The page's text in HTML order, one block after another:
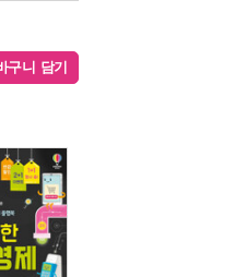
구니 담기